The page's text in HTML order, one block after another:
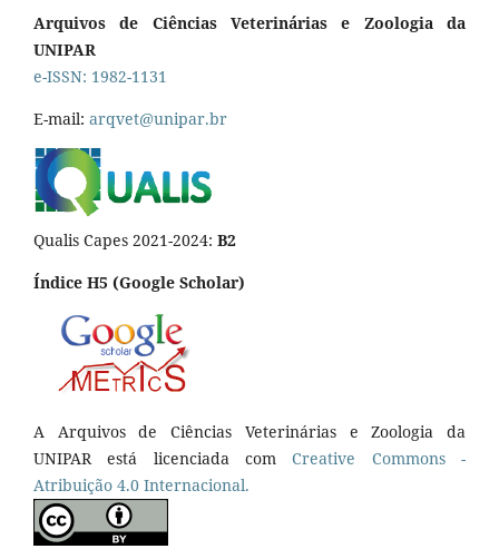
Arquivos de Ciências Veterinárias e Zoologia da
UNIPAR
e-ISSN: 1982-1131
E-mail: arqvet@unipar.br
Qualis Capes 2021-2024: B2
Índice H5 (Google Scholar)
A Arquivos de Ciências Veterinárias e Zoologia da
UNIPAR está licenciada comCreative Commons -
Atribuição 4.0 Internacional.